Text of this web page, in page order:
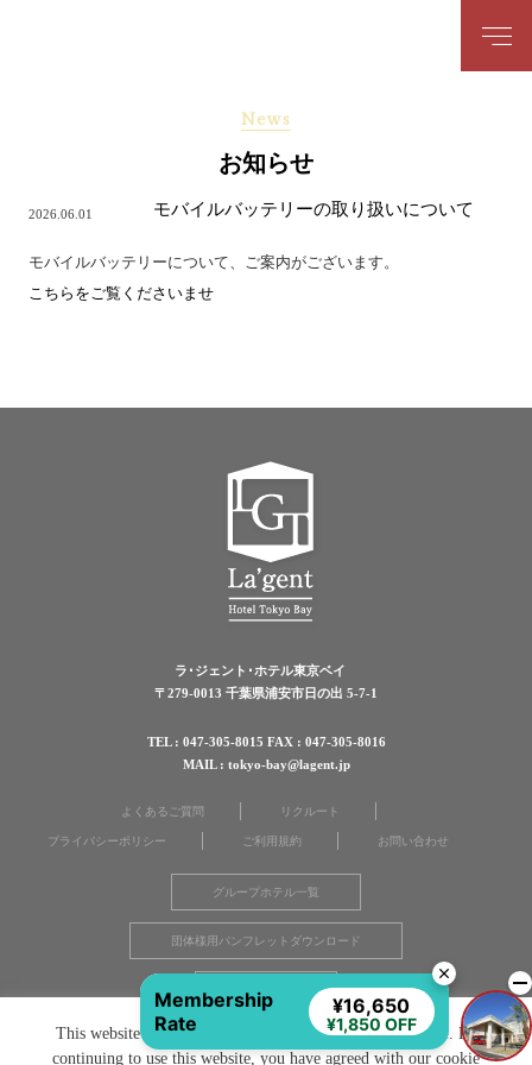
News
お知らせ
2026.06.01 モバイルバッテリーの取り扱いについて
モバイルバッテリーについて、ご案内がございます。
こちらをご覧くださいませ
ラ･ジェント･ホテル東京ベイ
〒279-0013 千葉県浦安市日の出 5-7-1
TEL : 047-305-8015 FAX : 047-305-8016
MAIL : tokyo-bay@lagent.jp
よくあるご質問 リクルート
プライバシーポリシー ご利用規約 お問い合わせ
グループホテル一覧
団体様用パンフレットダウンロード
宿泊同意書
Membership
Rate
¥16,650
¥1,850 OFF
This website uses cookies to improve your user experience. By
continuing to use this website, you have agreed with our cookie